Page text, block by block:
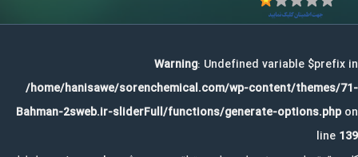
Warning: Undefined variable $prefix in
/home/hanisawe/sorenchemical.com/wp-content/themes/71-
Bahman-2sweb.ir-sliderFull/functions/generate-options.phpon
line 139